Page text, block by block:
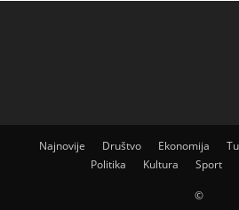
Najnovije Društvo Ekonomija
Politika
Kultura Sport
©